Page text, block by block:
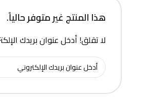
هذا المنتج غير متوفر حالياً.
لا تقلق! أدخل عنوان بريدك